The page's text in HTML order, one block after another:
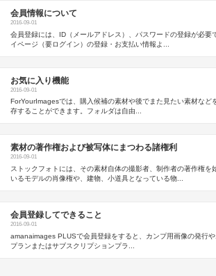
会員情報について
2016-09-01
会員登録には、ID（メールアドレス）、パスワードの登録が必要
イページ（要ログイン）の登録・お支払い情報よ...
お気に入り機能
2016-09-01
ForYourImagesでは、購入候補の素材や後でまた見たい素材など
存することができます。フォルダは自由...
素材の著作権および被写体にまつわる諸権利
2016-09-01
ストックフォトには、その素材自体の撮影者、制作者の著作権を
いるモデルの肖像権や、建物、小道具となっている物...
会員登録してできること
2016-09-01
amanaimages PLUSで会員登録をすると、カンプ用画像の発行
プランまたはサブスクリプションプラ...